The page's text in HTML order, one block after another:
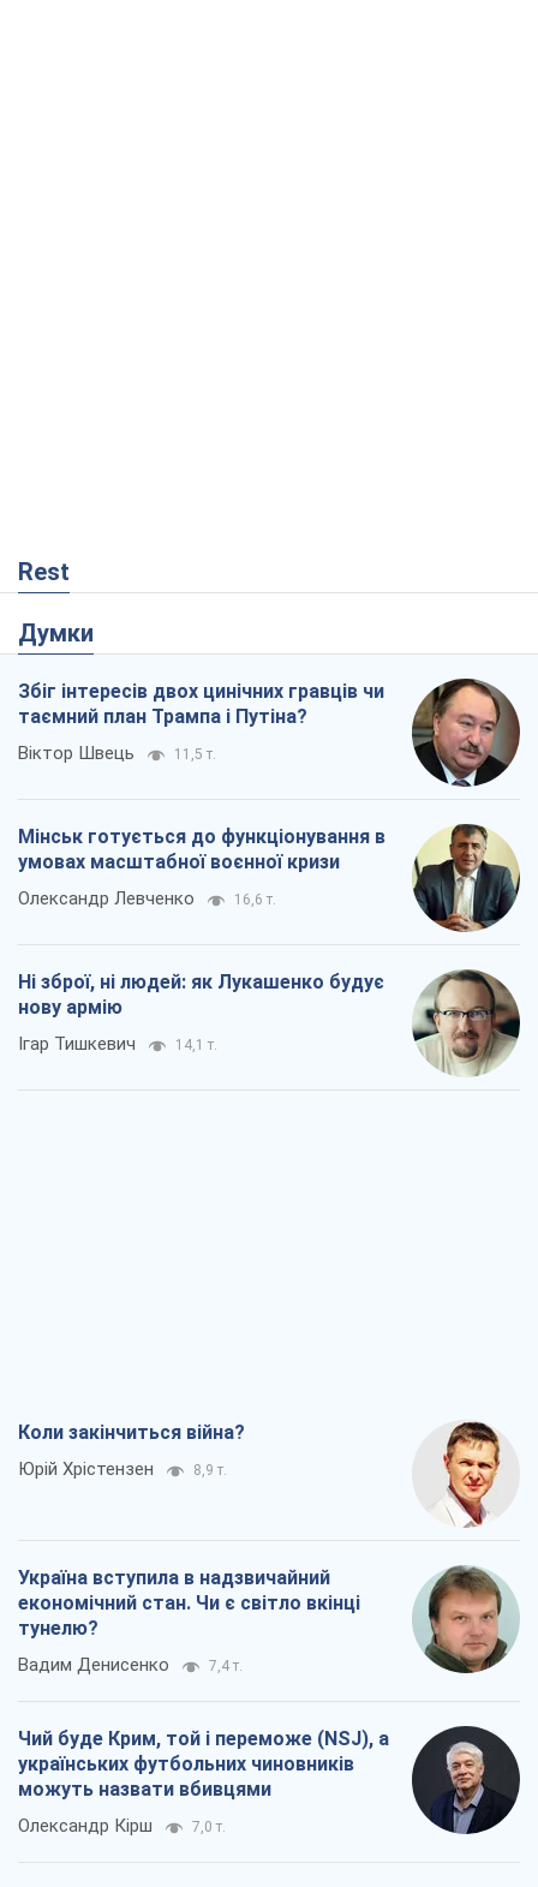
Rest
Думки
Збіг інтересів двох цинічних гравців чи
таємний план Трампа і Путіна?
Віктор Швець 11,5 т.
Мінськ готується до функціонування в
умовах масштабної воєнної кризи
Олександр Левченко 16,6 т.
Ні зброї, ні людей: як Лукашенко будує
нову армію
Ігар Тишкевич 14,1 т.
Коли закінчиться війна?
Юрій Хрістензен 8,9 т.
Україна вступила в надзвичайний
економічний стан. Чи є світло вкінці
тунелю?
Вадим Денисенко 7,4 т.
Чий буде Крим, той і переможе (NSJ), а
українських футбольних чиновників
можуть назвати вбивцями
Олександр Кірш 7,0 т.